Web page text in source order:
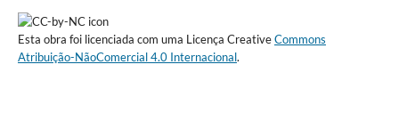
Esta obra foi licenciada com uma Licença CreativeCommons
Atribuição-NãoComercial 4.0 Internacional.